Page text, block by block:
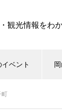
観光情報をわ
ベント
町